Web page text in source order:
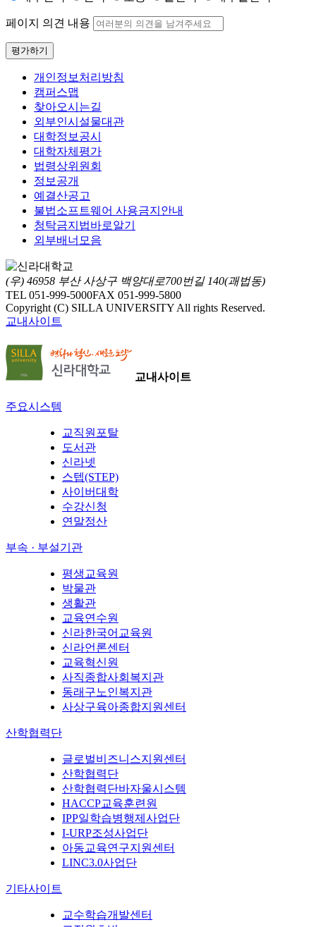
페이지 의견 내용
평가하기
개인정보처리방침
캠퍼스맵
찾아오시는길
외부인시설물대관
대학정보공시
대학자체평가
법령상위원회
정보공개
예결산공고
불법소프트웨어 사용금지안내
청탁금지법바로알기
외부배너모음
(우) 46958 부산 사상구 백양대로700번길 140(괘법동)
TEL 051-999-5000FAX 051-999-5800
Copyright (C) SILLA UNIVERSITY All rights Reserved.
교내사이트
교내사이트
주요시스템
교직원포탈
도서관
신라넷
스텝(STEP)
사이버대학
수강신청
연말정산
부속 · 부설기관
평생교육원
박물관
생활관
교육연수원
신라한국어교육원
신라언론센터
교육혁신원
사직종합사회복지관
동래구노인복지관
사상구육아종합지원센터
산학협력단
글로벌비즈니스지원센터
산학협력단
산학협력단바자울시스템
HACCP교육훈련원
IPP일학습병행제사업단
I-URP조성사업단
아동교육연구지원센터
LINC3.0사업단
기타사이트
교수학습개발센터